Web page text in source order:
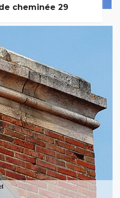
cheminée 29